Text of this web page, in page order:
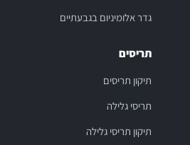
גדר אלומיניום בגבעתיים
תריסים
תיקון תריסים
תריסי גלילה
תיקון תריסי גלילה